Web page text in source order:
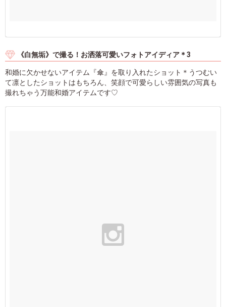
《白無垢》で撮る！お洒落可愛いフォトアイディア＊3
和婚に欠かせないアイテム『傘』を取り入れたショット＊うつむい
て凛としたショットはもちろん、笑顔で可愛らしい雰囲気の写真も
撮れちゃう万能和婚アイテムです♡